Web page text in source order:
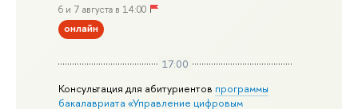
6 и 7 августа в 14:00
онлайн
17:00
Консультация для абитуриентов программы
бакалавриата «Управление цифровым